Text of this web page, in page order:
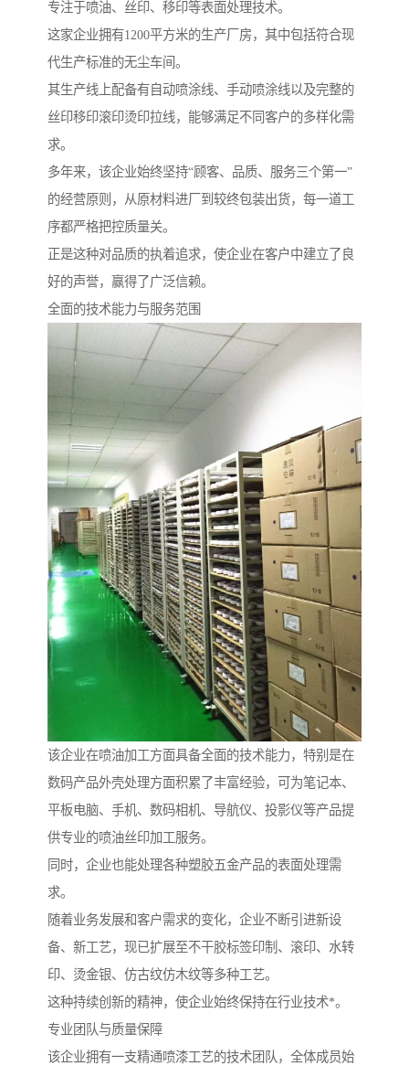
专注于喷油、丝印、移印等表面处理技术。
这家企业拥有1200平方米的生产厂房，其中包括符合现
代生产标准的无尘车间。
其生产线上配备有自动喷涂线、手动喷涂线以及完整的
丝印移印滚印烫印拉线，能够满足不同客户的多样化需
求。
多年来，该企业始终坚持“顾客、品质、服务三个第一”
的经营原则，从原材料进厂到较终包装出货，每一道工
序都严格把控质量关。
正是这种对品质的执着追求，使企业在客户中建立了良
好的声誉，赢得了广泛信赖。
全面的技术能力与服务范围
该企业在喷油加工方面具备全面的技术能力，特别是在
数码产品外壳处理方面积累了丰富经验，可为笔记本、
平板电脑、手机、数码相机、导航仪、投影仪等产品提
供专业的喷油丝印加工服务。
同时，企业也能处理各种塑胶五金产品的表面处理需
求。
随着业务发展和客户需求的变化，企业不断引进新设
备、新工艺，现已扩展至不干胶标签印制、滚印、水转
印、烫金银、仿古纹仿木纹等多种工艺。
这种持续创新的精神，使企业始终保持在行业技术*。
专业团队与质量保障
该企业拥有一支精通喷漆工艺的技术团队，全体成员始